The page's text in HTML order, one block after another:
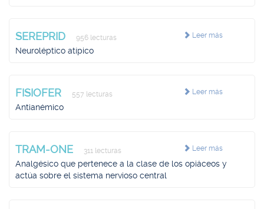
Leer más
SEREPRID 956 lecturas
Neuroléptico atípico
Leer más
FISIOFER 557 lecturas
Antianémico
Leer más
TRAM-ONE 311 lecturas
Analgésico que pertenece a la clase de los opiáceos y
actúa sobre el sistema nervioso central